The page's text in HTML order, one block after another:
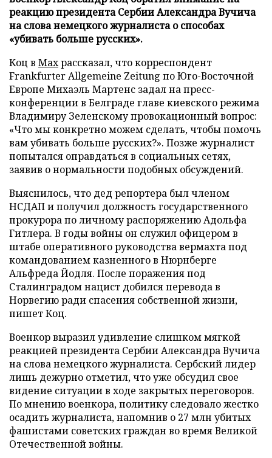
реакцию президента Сербии Александра Вучича
на слова немецкого журналиста о способах
«убивать больше русских».
Коц в Махрассказал, что корреспондент
Frankfurter Allgemeine Zeitung по Юго-Восточной
Европе Михаэль Мартенс задал на пресс-
конференции в Белграде главе киевского режима
Владимиру Зеленскому провокационный вопрос:
«Что мы конкретно можем сделать, чтобы помочь
вам убивать больше русских?». Позже журналист
попытался оправдаться в социальных сетях,
заявив о нормальности подобных обсуждений.
Выяснилось, что дед репортера был членом
НСДАП и получил должность государственного
прокурора по личному распоряжению Адольфа
Гитлера. В годы войны он служил офицером в
штабе оперативного руководства вермахта под
командованием казненного в Нюрнберге
Альфреда Йодля. После поражения под
Сталинградом нацист добился перевода в
Норвегию ради спасения собственной жизни,
пишет Коц.
Военкор выразил удивление слишком мягкой
реакцией президента Сербии Александра Вучича
на слова немецкого журналиста. Сербский лидер
лишь дежурно отметил, что уже обсудил свое
видение ситуации в ходе закрытых переговоров.
По мнению военкора, политику следовало жестко
осадить журналиста, напомнив о 27 млн убитых
фашистами советских граждан во время Великой
Отечественной войны.